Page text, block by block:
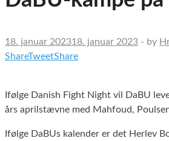
18. januar 202318. januar 2023 - by
ShareTweetShare
Ifølge Danish Fight Night vil DaBU
års aprilstævne med Mahfoud,
Ifølge DaBUs kalender er det Herlev